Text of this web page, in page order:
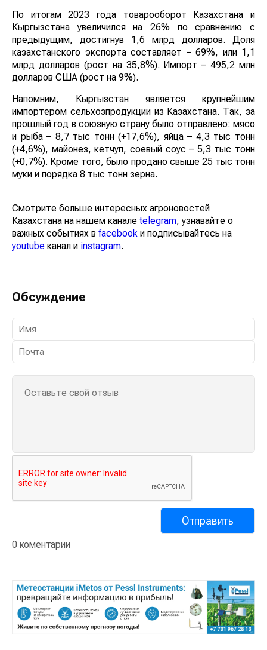
По итогам 2023 года товарооборот Казахстана и
Кыргызстана увеличился на 26% по сравнению с
предыдущим, достигнув 1,6 млрд долларов. Доля
казахстанского экспорта составляет – 69%, или 1,1
млрд долларов (рост на 35,8%). Импорт – 495,2 млн
долларов США (рост на 9%).
Напомним, Кыргызстан является крупнейшим
импортером сельхозпродукции из Казахстана. Так, за
прошлый год в союзную страну было отправлено: мясо
и рыба – 8,7 тыс тонн (+17,6%), яйца – 4,3 тыс тонн
(+4,6%), майонез, кетчуп, соевый соус – 5,3 тыс тонн
(+0,7%). Кроме того, было продано свыше 25 тыс тонн
муки и порядка 8 тыс тонн зерна.
Смотрите больше интересных агроновостей
Казахстана на нашем канале telegram, узнавайте о
важных событиях в facebook и подписывайтесь на
youtube канал и instagram.
Обсуждение
0 коментарии